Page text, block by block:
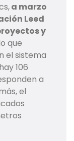
a marzo
Leed
y
que
el sistema
106
a
el